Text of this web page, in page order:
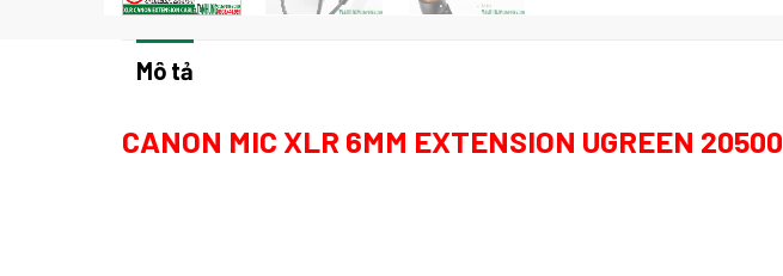
Mô tả
CANON MIC XLR 6MM EXTENSION UGREEN 20500